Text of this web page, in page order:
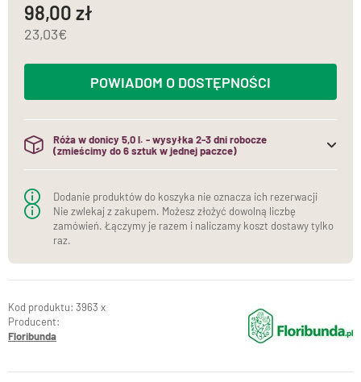
3963 x
Producent:
Floribunda
98,00
23,03
POWIADOM O DOSTĘPNOŚCI
Róża w donicy 5,0 l. - wysyłka 2-3 dni robocze
(zmieścimy do 6 sztuk w jednej paczce)
(do jednej paczki mieścimy maksymalnie 6 sztuk róż w
Dodanie produktów do koszyka nie oznacza ich rezerwacji
Nie zwlekaj z zakupem. Możesz złożyć dowolną liczbę
zamówień. Łączymy je razem i naliczamy koszt dostawy tylko
raz.